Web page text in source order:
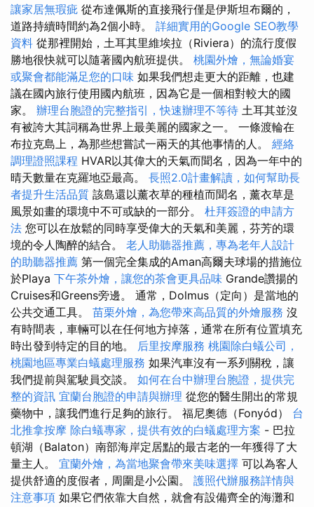
讓家居無瑕疵 從布達佩斯的直接飛行僅是伊斯坦布爾的，
道路持續時間約為2個小時。 詳細實用的Google SEO教學
資料 從那裡開始，土耳其里維埃拉（Riviera）的流行度假
勝地很快就可以隨著國內航班提供。 桃園外燴，無論婚宴
或聚會都能滿足您的口味 如果我們想走更大的距離，也建
議在國內旅行使用國內航班，因為它是一個相對較大的國
家。 辦理台胞證的完整指引，快速辦理不等待 土耳其並沒
有被誇大其詞稱為世界上最美麗的國家之一。 一條渡輪在
布拉克島上，為那些想嘗試一兩天的其他事情的人。 經絡
調理證照課程 HVAR以其偉大的天氣而聞名，因為一年中的
晴天數量在克羅地亞最高。 長照2.0計畫解讀，如何幫助長
者提升生活品質 該島還以薰衣草的種植而聞名，薰衣草是
風景如畫的環境中不可或缺的一部分。 杜拜簽證的申請方
法 您可以在放鬆的同時享受偉大的天氣和美麗，芬芳的環
境的令人陶醉的結合。 老人助聽器推薦，專為老年人設計
的助聽器推薦 第一個完全集成的Aman高爾夫球場的措施位
於Playa 下午茶外燴，讓您的茶會更具品味 Grande讚揚的
Cruises和Greens旁邊。 通常，Dolmus（定向）是當地的
公共交通工具。 苗栗外燴，為您帶來高品質的外燴服務 沒
有時間表，車輛可以在任何地方掉落，通常在所有位置填充
時出發到特定的目的地。 后里按摩服務 桃園除白蟻公司，
桃園地區專業白蟻處理服務 如果汽車沒有一系列關稅，讓
我們提前與駕駛員交談。 如何在台中辦理台胞證，提供完
整的資訊 宜蘭台胞證的申請與辦理 從您的醫生開出的常規
藥物中，讓我們進行足夠的旅行。 福尼奧德（Fonyód） 台
北推拿按摩 除白蟻專家，提供有效的白蟻處理方案 - 巴拉
頓湖（Balaton）南部海岸定居點的最古老的一年獲得了大
量主人。 宜蘭外燴，為當地聚會帶來美味選擇 可以為客人
提供舒適的度假者，周圍是小公園。 護照代辦服務詳情與
注意事項 如果它們依靠大自然，就會有設備齊全的海灘和